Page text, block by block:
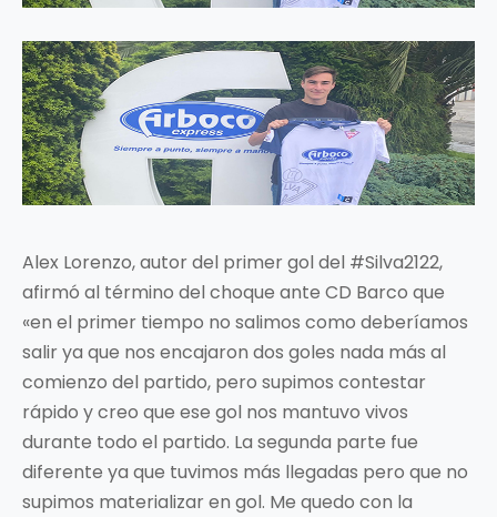
Alex Lorenzo, autor del primer gol del #Silva2122,
afirmó al término del choque ante CD Barco que
«en el primer tiempo no salimos como deberíamos
salir ya que nos encajaron dos goles nada más al
comienzo del partido, pero supimos contestar
rápido y creo que ese gol nos mantuvo vivos
durante todo el partido. La segunda parte fue
diferente ya que tuvimos más llegadas pero que no
supimos materializar en gol. Me quedo con la